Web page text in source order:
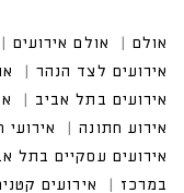
אולם אולם אירועים
רועים לצד הנהר
ים בתל אביב
אירוע חתונה
אירועי חברה
אירועים עסקיים בתל אביב
אירועים קטנים בתל אביב